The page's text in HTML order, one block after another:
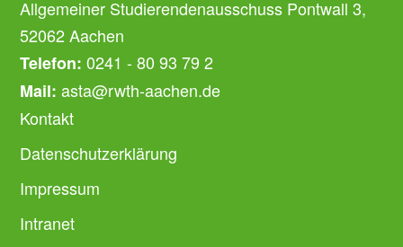
Allgemeiner Studierendenausschuss Pontwall 3,
52062 Aachen
Telefon: 0241 - 80 93 79 2
Mail: asta@rwth-aachen.de
Kontakt
Datenschutzerklärung
Impressum
Intranet